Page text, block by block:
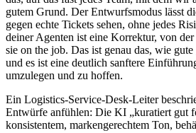
gutem Grund. Der Entwurfsmodus lässt
gegen echte Tickets sehen, ohne jedes
deiner Agenten ist eine Korrektur, von
sie on the job. Das ist genau das, wie gute
und es ist eine deutlich sanftere
umzulegen und zu hoffen.
Ein Logistics-Service-Desk-Leiter
Entwürfe anfühlen: Die KI „kuratiert gut
konsistentem, markengerechtem Ton,